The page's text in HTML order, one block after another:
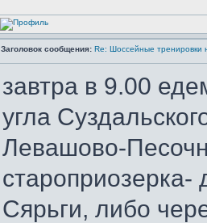
Заголовок сообщения: Re: Шоссейные тренировки
завтра в 9.00
угла
Левашово-
староприозерка-
Сярьги, либо